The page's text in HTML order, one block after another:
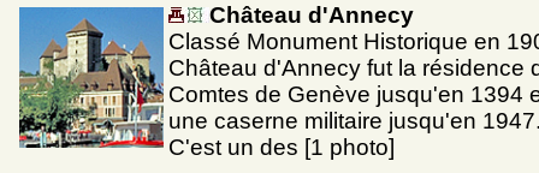
Château d'Annecy
Classé Monument Historique en
Château d'Annecy fut la résidence
Comtes de Genève jusqu'en 1394
une caserne militaire jusqu'en
C'est un des [1 photo]